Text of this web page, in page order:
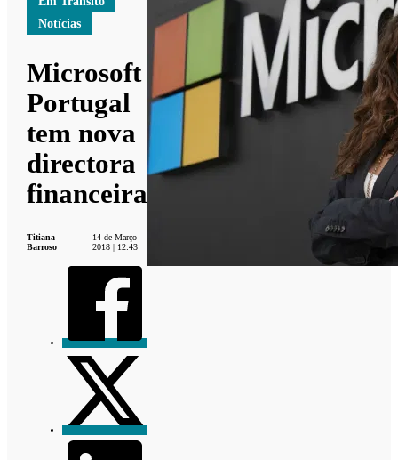
Notícias
Microsoft
Portugal
tem nova
directora
financeira
Titiana
Barroso
14 de Março
2018 | 12:43